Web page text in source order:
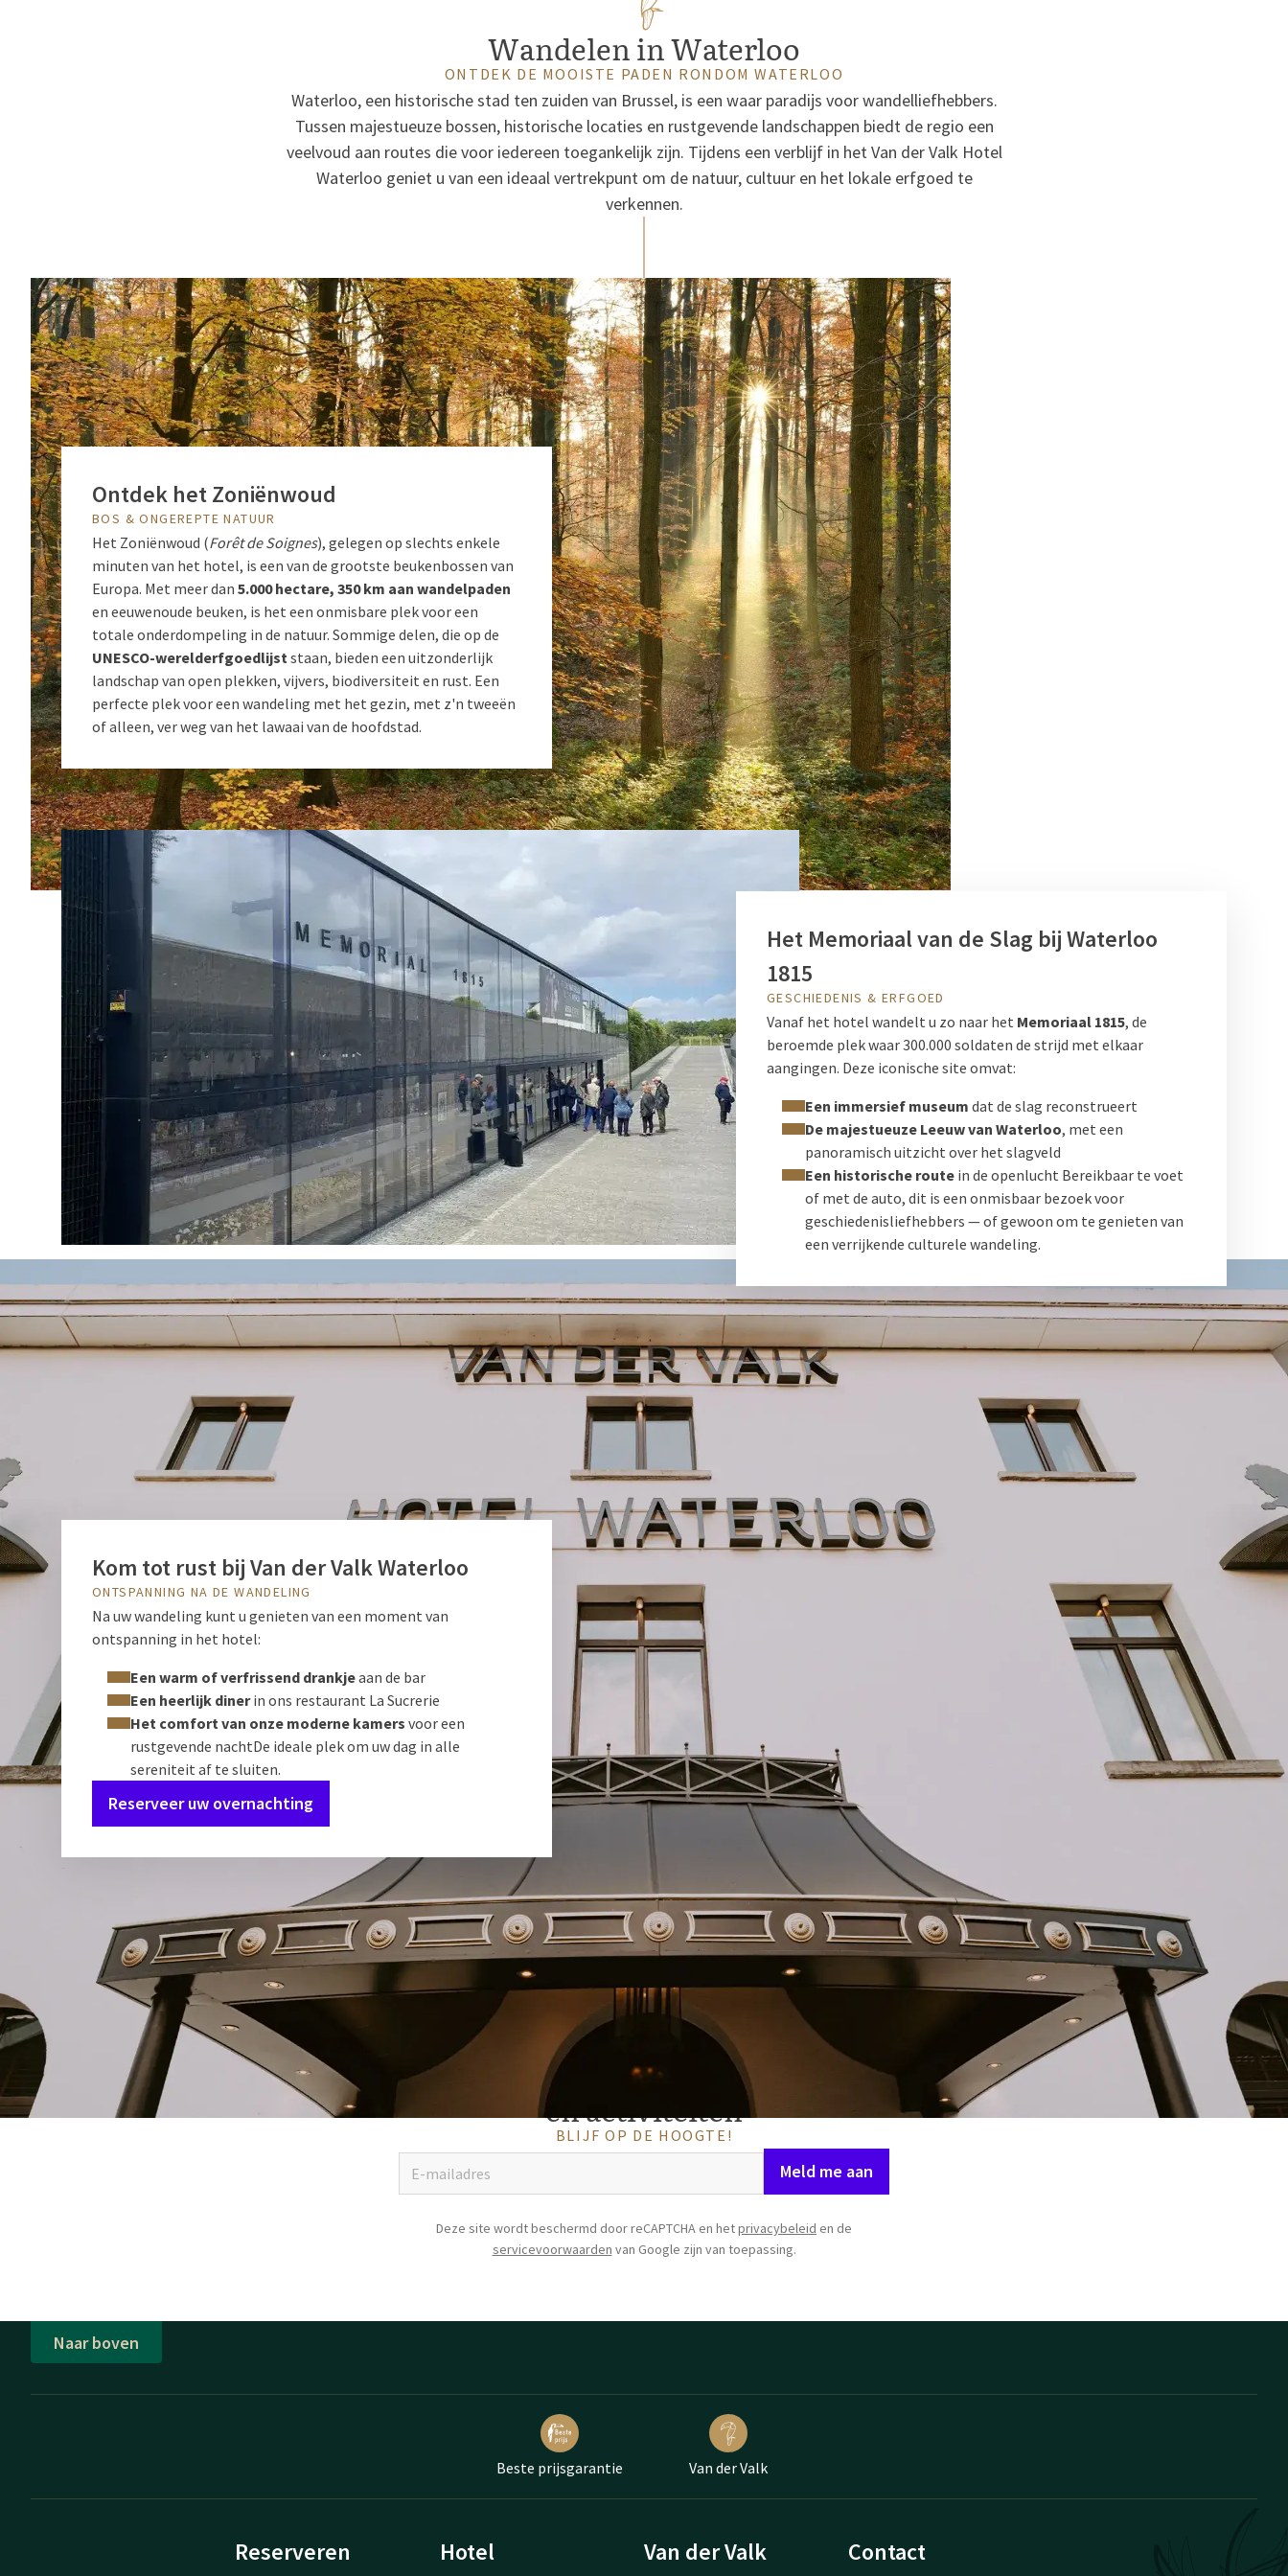
Wandelen in Waterloo
ONTDEK DE MOOISTE PADEN RONDOM WATERLOO
Waterloo, een historische stad ten zuiden van Brussel, is een waar paradijs voor wandelliefhebbers.
Tussen majestueuze bossen, historische locaties en rustgevende landschappen biedt de regio een
veelvoud aan routes die voor iedereen toegankelijk zijn. Tijdens een verblijf in het Van der Valk Hotel
Waterloo geniet u van een ideaal vertrekpunt om de natuur, cultuur en het lokale erfgoed te
verkennen.
Ontdek het Zoniënwoud
BOS & ONGEREPTE NATUUR
Het Zoniënwoud (Forêt de Soignes), gelegen op slechts enkele
minuten van het hotel, is een van de grootste beukenbossen van
Europa. Met meer dan 5.000 hectare, 350 km aan wandelpaden
en eeuwenoude beuken, is het een onmisbare plek voor een
totale onderdompeling in de natuur. Sommige delen, die op de
UNESCO-werelderfgoedlijststaan, bieden een uitzonderlijk
landschap van open plekken, vijvers, biodiversiteit en rust. Een
perfecte plek voor een wandeling met het gezin, met z'n tweeën
of alleen, ver weg van het lawaai van de hoofdstad.
Het Memoriaal van de Slag bij Waterloo
1815
GESCHIEDENIS & ERFGOED
Vanaf het hotel wandelt u zo naar het Memoriaal 1815, de
beroemde plek waar 300.000 soldaten de strijd met elkaar
aangingen. Deze iconische site omvat:
Een immersief museum dat de slag reconstrueert
De majestueuze Leeuw van Waterloo, met een
panoramisch uitzicht over het slagveld
Een historische route in de openlucht Bereikbaar te voet
of met de auto, dit is een onmisbaar bezoek voor
geschiedenisliefhebbers — of gewoon om te genieten van
een verrijkende culturele wandeling.
Kom tot rust bij Van der Valk Waterloo
ONTSPANNING NA DE WANDELING
Na uw wandeling kunt u genieten van een moment van
ontspanning in het hotel:
Een warm of verfrissend drankjeaan de bar
Een heerlijk dinerin ons restaurant La Sucrerie
Het comfort van onze moderne kamers voor een
rustgevende nachtDe ideale plek om uw dag in alle
sereniteit af te sluiten.
Reserveer uw overnachting
Ontvang de laatste updates over onze aanbiedingen
en activiteiten
BLIJF OP DE HOOGTE!
Meld me aan
Deze site wordt beschermd door reCAPTCHA en hetprivacybeleid en de
servicevoorwaarden van Google zijn van toepassing.
Naar boven
Beste prijsgarantie Van der Valk
Reserveren Hotel Van der Valk Contact